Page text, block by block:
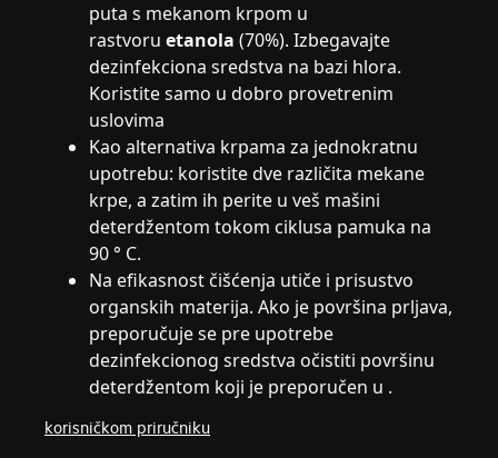
puta s mekanom krpom u
rastvoru etanola (70%). Izbegavajte
dezinfekciona sredstva na bazi hlora.
Koristite samo u dobro provetrenim
uslovima
Kao alternativa krpama za jednokratnu
upotrebu: koristite dve različita mekane
krpe, a zatim ih perite u veš mašini
deterdžentom tokom ciklusa pamuka na
90 ° C.
Na efikasnost čišćenja utiče i prisustvo
organskih materija. Ako je površina prljava,
preporučuje se pre upotrebe
dezinfekcionog sredstva očistiti površinu
deterdžentom koji je preporučen u .
korisničkom priručniku